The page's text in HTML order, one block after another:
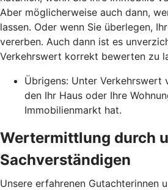
Aber möglicherweise auch dann,
lassen. Oder wenn Sie überlegen,
vererben. Auch dann ist es
Verkehrswert korrekt bewerten zu
Übrigens: Unter Verkehrswert
den Ihr Haus oder Ihre
Immobilienmarkt hat.
Wertermittlung durch
Sachverständigen
Unsere erfahrenen Gutachterinnen